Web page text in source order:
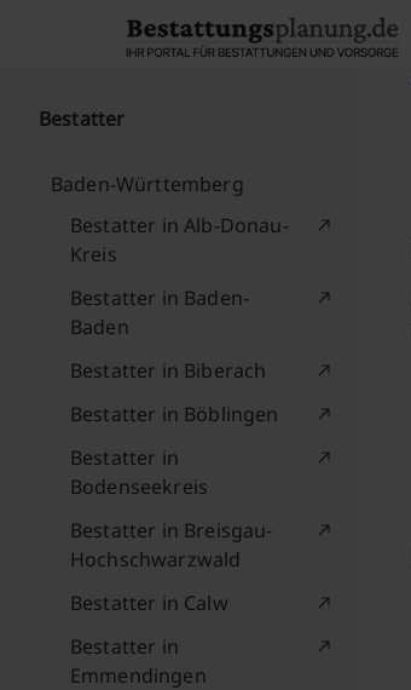
Bestatter
Baden-Württemberg
Bestatter in Alb-Donau-
Kreis
Bestatter in Baden-
Baden
Bestatter in Biberach
Bestatter in Böblingen
Bestatter in
Bodenseekreis
Bestatter in Breisgau-
Hochschwarzwald
Bestatter in Calw
Bestatter in
Emmendingen